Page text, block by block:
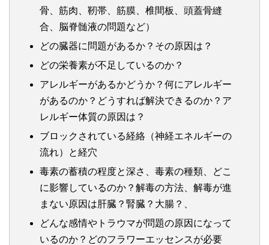
骨、筋肉、靭帯、筋膜、椎間板、頭蓋骨縫
合、脳脊髄液の問題など）
どの臓器に問題があるか？その原因は？
どの栄養素が不足しているのか？
アレルギーがあるかどうか？何にアレルギー
があるのか？どうすれば解決できるのか？ア
レルギー体質の原因は？
ブロックされている経絡（神経エネルギーの
流れ）と経穴
毒素の蓄積の程度と深さ、毒素の種類、どこ
に影響しているのか？解毒の方法、解毒が進
まない原因は肝臓？腎臓？大腸？、
どんな感情やトラウマが問題の原因になって
いるのか？どのフラワーエッセンスが必要